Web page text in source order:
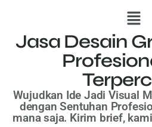
Jasa Desain
Wujudkan Ide Jadi Visual
dengan Sentuhan
mana saja. Kirim brief,